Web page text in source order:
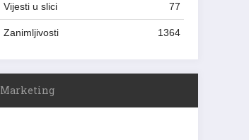
Vijesti u slici 77
Zanimljivosti 1364
Marketing